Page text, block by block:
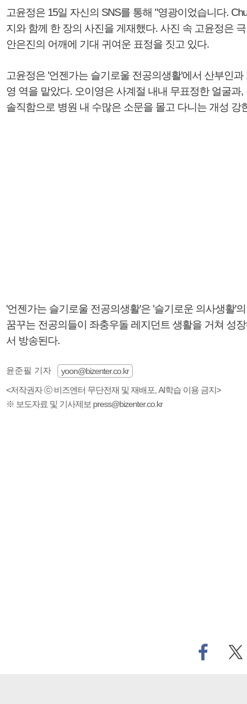
고윤정은 15일 자신의 SNS를 통해 "영광이었습니다.
지와 함께 한 장의 사진을 게재했다. 사진 속 고윤정은
안은진의 어깨에 기대 귀여운 표정을 짓고 있다.
고윤정은 '언젠가는 슬기로울 전공의생활'에서 산부인과
영 역을 맡았다. 오이영은 사계절 내내 무표정한 얼굴과
솔직함으로 병원 내 수많은 소문을 몰고 다니는 개성 강
'언젠가는 슬기로울 전공의생활'은 '슬기로운 의사생활'
꿈꾸는 전공의들이 좌충우돌 레지던트 생활을 거쳐 성
서 방송된다.
윤준필 기자
yoon@bizenter.co.kr
<저작권자 ⓒ 비즈엔터 무단전재 및 재배포, AI학습 이용 금지>
※ 보도자료 및 기사제보 press@bizenter.co.kr